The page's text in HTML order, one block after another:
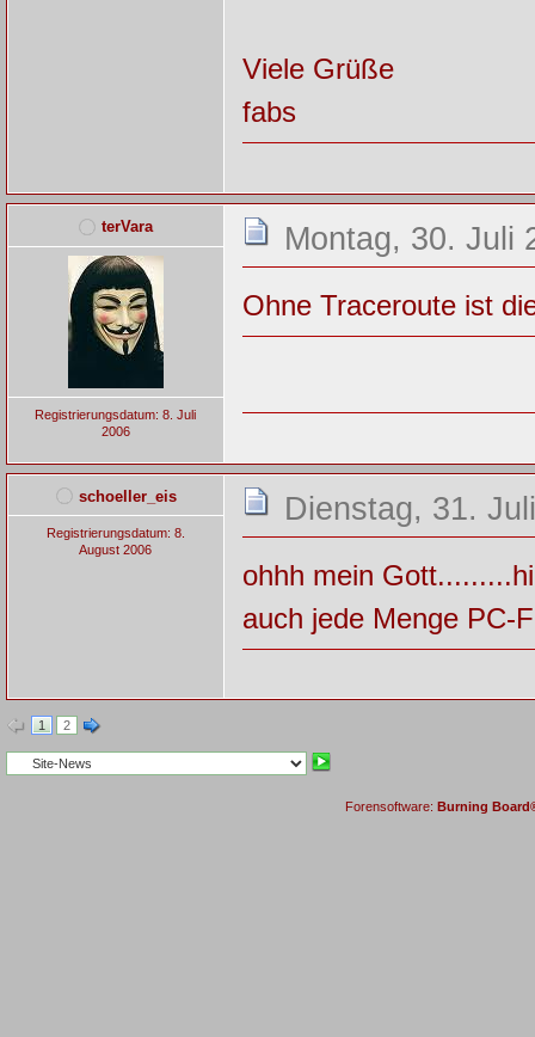
Viele Grüße
fabs
terVara
Registrierungsdatum: 8. Juli
2006
Montag, 30. Juli
Ohne Traceroute ist
schoeller_eis
Registrierungsdatum: 8.
August 2006
Dienstag, 31.
ohhh mein
auch jede Menge PC-
1 2
Forensoftware: Burning